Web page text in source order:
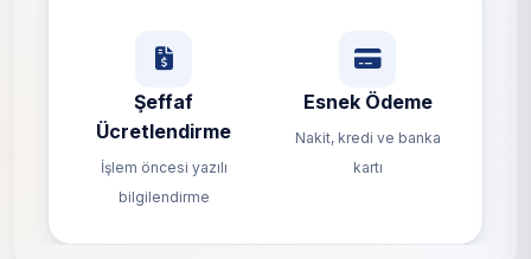
Şeffaf
Ücretlendirme
İşlem öncesi yazılı
bilgilendirme
Esnek Ödeme
Nakit, kredi ve banka
kartı